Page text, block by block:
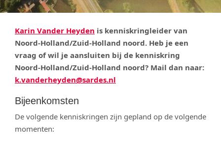
Karin Vander Heyden is kenniskringleider van
Noord-Holland/Zuid-Holland noord. Heb je een
vraag of wil je aansluiten bij de kenniskring
Noord-Holland/Zuid-Holland noord? Mail dan naar:
k.vanderheyden@sardes.nl
Bijeenkomsten
De volgende kenniskringen zijn gepland op de volgende
momenten: